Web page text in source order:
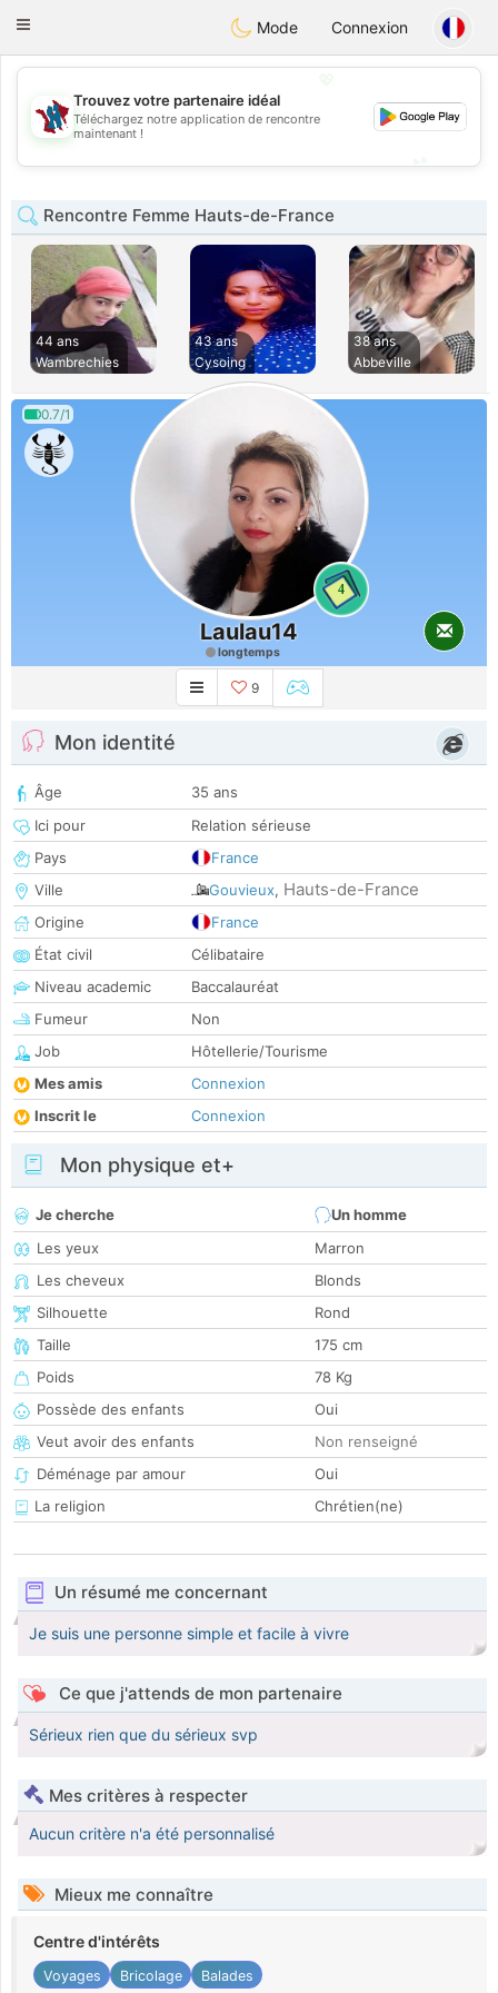
Taimerais
Toggle
Mode Connexion
💖
💕
Trouvez votre partenaire idéal
Téléchargez notre application de rencontre
maintenant !
Rencontre Femme Hauts-de-France
44 ans
Wambrechies
43 ans
Cysoing
38 ans
Abbeville
0.7/1
4
Laulau14
longtemps
9
Mon identité
Âge
35 ans
Ici pour
Relation sérieuse
Pays
France
Ville
Gouvieux, Hauts-de-France
Origine
France
État civil
Célibataire
Niveau academic
Baccalauréat
Fumeur
Non
Job
Hôtellerie/Tourisme
Mes amis
Connexion
Inscrit le
Connexion
Mon physique et+
Je cherche
Un homme
Les yeux
Marron
Les cheveux
Blonds
Silhouette
Rond
Taille
175 cm
Poids
78 Kg
Possède des enfants
Oui
Veut avoir des enfants
Non renseigné
Déménage par amour
Oui
La religion
Chrétien(ne)
Un résumé me concernant
Je suis une personne simple et facile à vivre
Ce que j'attends de mon partenaire
Sérieux rien que du sérieux svp
Mes critères à respecter
Aucun critère n'a été personnalisé
Mieux me connaître
Centre d'intérêts
Voyages Bricolage Balades